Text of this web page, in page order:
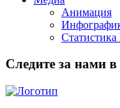
Анимация
Следите за нами